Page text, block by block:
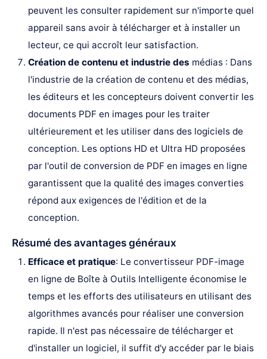
peuvent les consulter rapidement sur n'importe quel
appareil sans avoir à télécharger et à installer un
lecteur, ce qui accroît leur satisfaction.
Création de contenu et industrie des médias : Dans
l'industrie de la création de contenu et des médias,
les éditeurs et les concepteurs doivent convertir les
documents PDF en images pour les traiter
ultérieurement et les utiliser dans des logiciels de
conception. Les options HD et Ultra HD proposées
par l'outil de conversion de PDF en images en ligne
garantissent que la qualité des images converties
répond aux exigences de l'édition et de la
conception.
Résumé des avantages généraux
Efficace et pratique: Le convertisseur PDF-image
en ligne de Boîte à Outils Intelligente économise le
temps et les efforts des utilisateurs en utilisant des
algorithmes avancés pour réaliser une conversion
rapide. Il n'est pas nécessaire de télécharger et
d'installer un logiciel, il suffit d'y accéder par le biais